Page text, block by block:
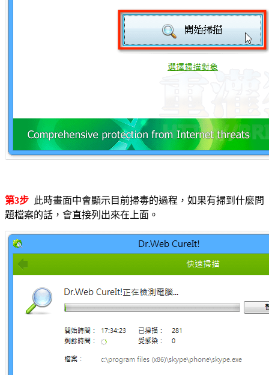
第3步 此時畫面中會顯示目前掃毒的過程，如果有掃到什麼問
題檔案的話，會直接列出來在上面。